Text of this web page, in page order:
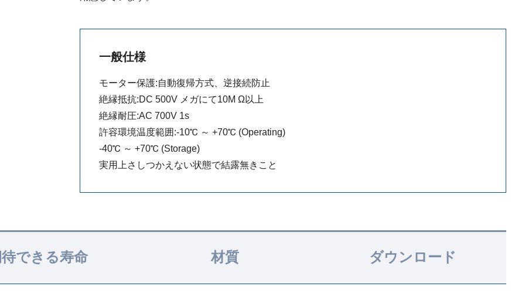
一般仕様
モーター保護:自動復帰方式、逆接続防止
絶縁抵抗:DC 500V メガにて10M Ω以上
絶縁耐圧:AC 700V 1s
許容環境温度範囲:-10℃ ～ +70℃ (Operating)
-40℃ ～ +70℃ (Storage)
実用上さしつかえない状態で結露無きこと
できる寿命 材質 ダウンロード